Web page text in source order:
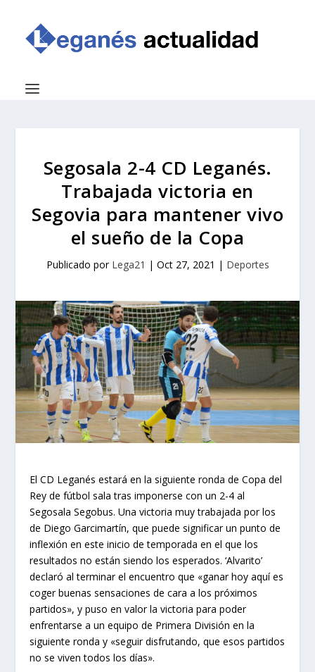
Segosala 2-4 CD Leganés.
Trabajada victoria en
Segovia para mantener vivo
el sueño de la Copa
Publicado por Lega21 | Oct 27, 2021 | Deportes
El CD Leganés estará en la siguiente ronda de Copa del
Rey de fútbol sala tras imponerse con un 2-4 al
Segosala Segobus. Una victoria muy trabajada por los
de Diego Garcimartín, que puede significar un punto de
inflexión en este inicio de temporada en el que los
resultados no están siendo los esperados. ‘Alvarito’
declaró al terminar el encuentro que «ganar hoy aquí es
coger buenas sensaciones de cara a los próximos
partidos», y puso en valor la victoria para poder
enfrentarse a un equipo de Primera División en la
siguiente ronda y «seguir disfrutando, que esos partidos
no se viven todos los días».